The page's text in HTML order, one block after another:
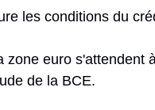
les conditions du
euro
de la BCE.